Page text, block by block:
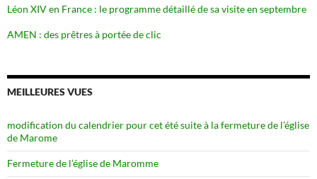
Léon XIV en France : le programme détaillé de sa visite en septembre
AMEN : des prêtres à portée de clic
MEILLEURES VUES
modification du calendrier pour cet été suite à la fermeture de l’église
de Marome
Fermeture de l’église de Maromme